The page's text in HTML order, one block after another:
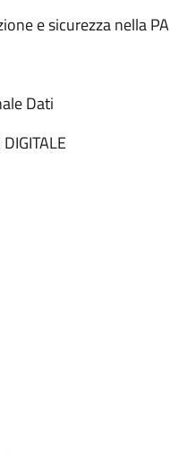
e sicurezza nella PA
Dati